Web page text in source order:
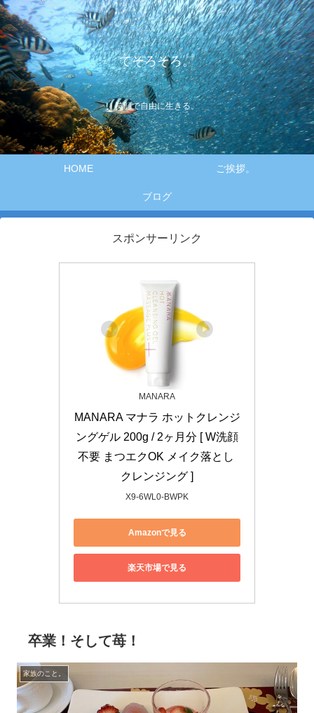
てそろそろ。
笑顔で自由に生きる。
HOME ご挨拶。
ブログ
スポンサーリンク
MANARA
MANARA マナラ ホットクレンジ
ングゲル 200g / 2ヶ月分 [ W洗顔
不要 まつエクOK メイク落とし
クレンジング ]
X9-6WL0-BWPK
Amazonで見る
楽天市場で見る
卒業！そして苺！
家族のこと。